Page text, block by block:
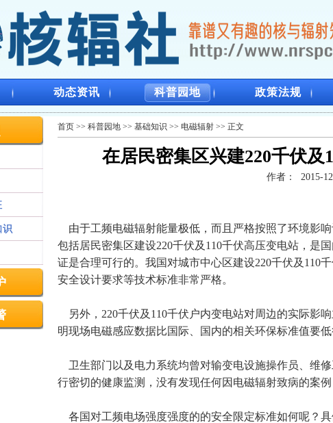
动态资讯 科普园地 政策法规
识
首页 >> 科普园地 >> 基础知识 >> 电磁辐射 >> 正文
在居民密集区兴建220千伏及
作者：
2015-
由于工频电磁辐射能量极低，而且严格按照了环境影
包括居民密集区建设220千伏及110千伏高压变电站，是
证是合理可行的。我国对城市中心区建设220千伏及110
安全设计要求等技术标准非常严格。
另外，220千伏及110千伏户内变电站对周边的实际影
明现场电磁感应数据比国际、国内的相关环保标准值要
卫生部门以及电力系统均曾对输变电设施操作员、维
行密切的健康监测，没有发现任何因电磁辐射致病的案
各国对工频电场强度强度的的安全限定标准如何呢？具